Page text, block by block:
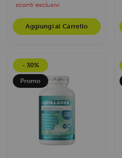
sconti esclusivi
Aggiungi al Carrello
- 30%
Promo